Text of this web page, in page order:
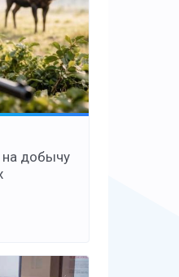
на добычу